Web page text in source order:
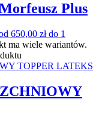
Plus
650,00 zł do 1
ma wiele wariantów.